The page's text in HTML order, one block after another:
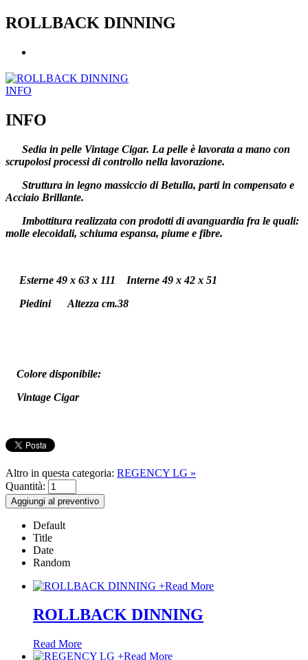
ROLLBACK DINNING
INFO
INFO
Sedia in pelle Vintage Cigar. La pelle è lavorata a mano con
scrupolosi processi di controllo nella lavorazione.
Struttura in legno massiccio di Betulla, parti in compensato e
Acciaio Brillante.
Imbottitura realizzata con prodotti di avanguardia fra le quali:
molle elecoidali, schiuma espansa, piume e fibre.
Esterne 49 x 63 x 111 Interne 49 x 42 x 51
Piedini Altezza cm.38
Colore disponibile:
Vintage Cigar
Altro in questa categoria: REGENCY LG »
Quantità:
Default
Title
Date
Random
+Read More
ROLLBACK DINNING
Read More
+Read More